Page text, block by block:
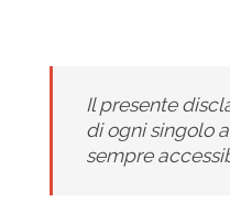
Il presente
di ogni singolo
sempre